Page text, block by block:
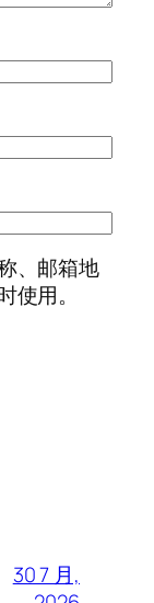
、邮箱地
用。
30 7 月,